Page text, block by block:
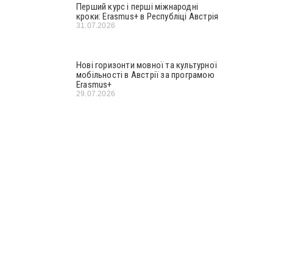
Перший курс і перші міжнародні
кроки: Erasmus+ в Республіці Австрія
31.07.2026
Нові горизонти мовної та культурної
мобільності в Австрії за програмою
Erasmus+
29.07.2026